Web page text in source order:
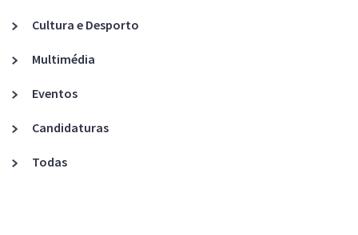
Cultura e Desporto
Multimédia
Eventos
Candidaturas
Todas